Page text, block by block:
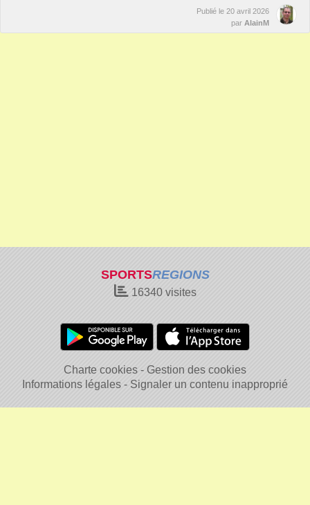
Publié le 20 avril 2026
par AlainM
SPORTSREGIONS
16340visites
Charte cookies
Gestion des cookies
Informations légales
Signaler un contenu inapproprié